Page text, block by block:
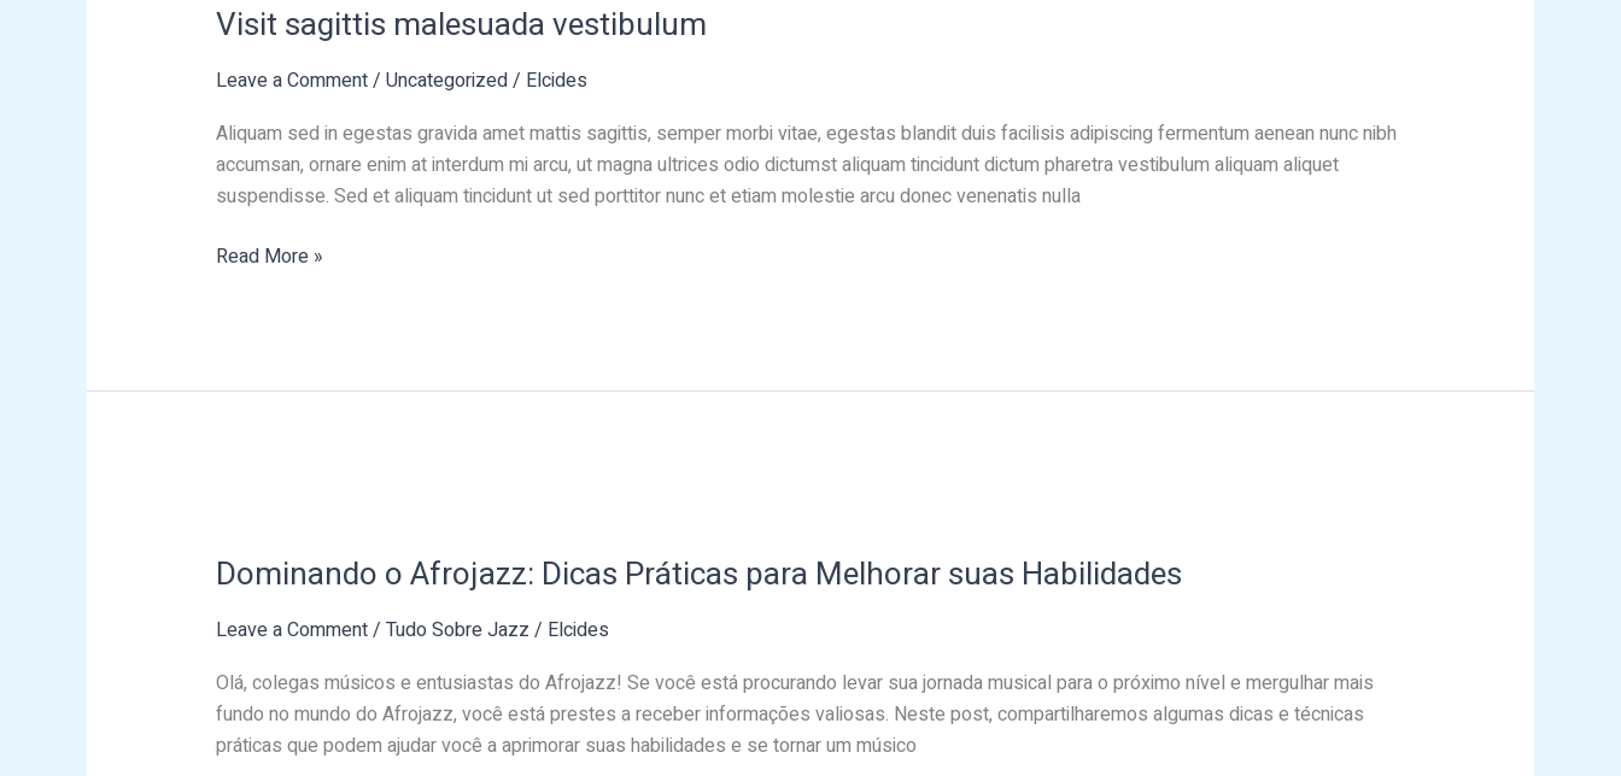
Visit sagittis malesuada vestibulum
Leave a Comment/ Uncategorized/ Elcides
Aliquam sed in egestas gravida amet mattis sagittis, semper morbi vitae, egestas blandit duis facilisis adipiscing fermentum aenean nunc nibh
accumsan, ornare enim at interdum mi arcu, ut magna ultrices odio dictumst aliquam tincidunt dictum pharetra vestibulum aliquam aliquet
suspendisse. Sed et aliquam tincidunt ut sed porttitor nunc et etiam molestie arcu donec venenatis nulla
Visit
malesuada
Read More »
Dominando o Afrojazz: Dicas Práticas para Melhorar suas Habilidades
Leave a Comment/ Tudo Sobre Jazz / Elcides
Olá, colegas músicos e entusiastas do Afrojazz! Se você está procurando levar sua jornada musical para o próximo nível e mergulhar mais
fundo no mundo do Afrojazz, você está prestes a receber informações valiosas. Neste post, compartilharemos algumas dicas e técnicas
práticas que podem ajudar você a aprimorar suas habilidades e se tornar um músico
Afrojazz:
Práticas
Melhorar
suas
Habilidades